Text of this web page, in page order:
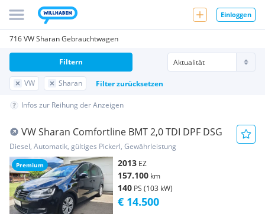
Einloggen
716 VW Sharan Gebrauchtwagen
VW Sharan Filter zurücksetzen
Filtern
Infos zur Reihung der Anzeigen
Premium
VW Sharan Comfortline BMT 2,0 TDI DPF DSG
Diesel, Automatik, gültiges Pickerl, Gewährleistung
2013 EZ
157.100 km
140 PS (103 kW)
€ 14.500